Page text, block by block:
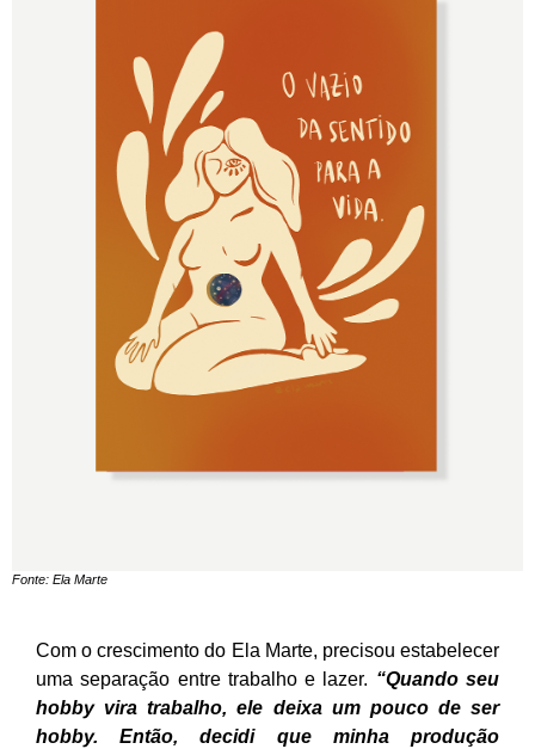
Fonte: Ela Marte
Com o crescimento do Ela Marte, precisou estabelecer
uma separação entre trabalho e lazer. “Quando seu
hobby vira trabalho, ele deixa um pouco de ser
hobby. Então, decidi que minha produção